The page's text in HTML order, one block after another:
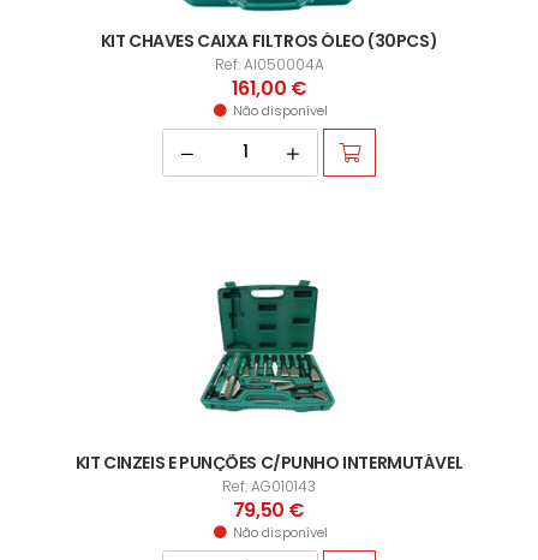
KIT CHAVES CAIXA FILTROS ÓLEO (30PCS)
Ref: AI050004A
161,00 €
Não disponível
KIT CINZEIS E PUNÇÕES C/PUNHO INTERMUTÁVEL
Ref: AG010143
79,50 €
Não disponível